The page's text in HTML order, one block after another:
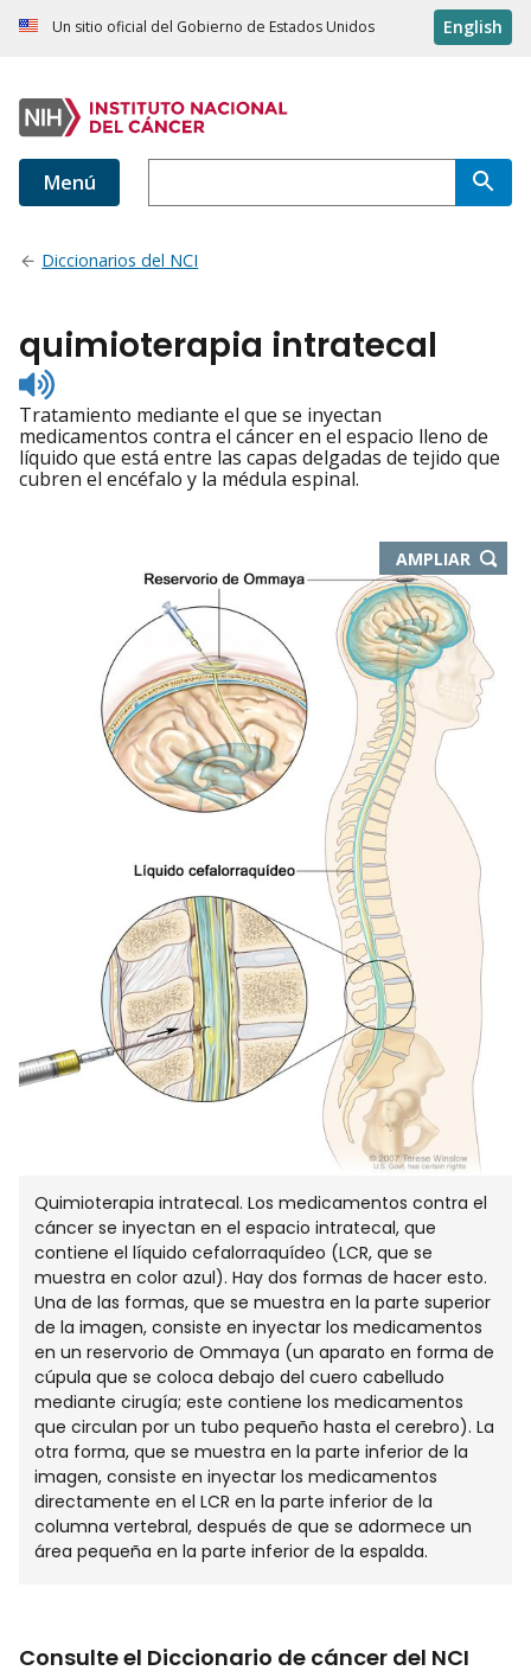
Un sitio oficial del Gobierno de Estados Unidos English
Menú
Diccionarios del NCI
quimioterapia intratecal
Listen
to
pronunciation
Tratamiento mediante el que se inyectan
medicamentos contra el cáncer en el espacio lleno de
líquido que está entre las capas delgadas de tejido que
cubren el encéfalo y la médula espinal.
AMPLIAR-
ABRE
EN
NUEVA
Quimioterapia intratecal. Los medicamentos contra el
cáncer se inyectan en el espacio intratecal, que
contiene el líquido cefalorraquídeo (LCR, que se
muestra en color azul). Hay dos formas de hacer esto.
Una de las formas, que se muestra en la parte superior
de la imagen, consiste en inyectar los medicamentos
en un reservorio de Ommaya (un aparato en forma de
cúpula que se coloca debajo del cuero cabelludo
mediante cirugía; este contiene los medicamentos
que circulan por un tubo pequeño hasta el cerebro). La
otra forma, que se muestra en la parte inferior de la
imagen, consiste en inyectar los medicamentos
directamente en el LCR en la parte inferior de la
columna vertebral, después de que se adormece un
área pequeña en la parte inferior de la espalda.
Consulte el Diccionario de cáncer del NCI